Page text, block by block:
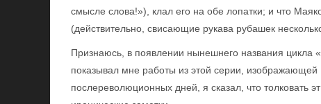
смысле слова!»), клал его на обе лопатки; и что
(действительно, свисающие рукава рубашек
Признаюсь, в появлении нынешнего названия цикла
показывал мне работы из этой серии,
послереволюционных дней, я сказал, что толковать